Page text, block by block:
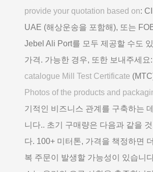
provide your quotation based on:
UAE (해상운송을 포함해), 또는
Jebel Ali Port를 모두 제공할 수도
가격. 가능한 경우, 또한 보내주세요:
catalogue Mill Test Certificate
Photos of the products and
기적인 비즈니스 관계를 구축하는
니다.. 초기 구매량은 다음과 같을
다. 100+ 미터톤, 가격을 책정하면
복 주문이 발생할 가능성이 있습니